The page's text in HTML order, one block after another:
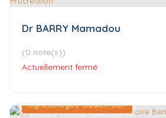
Dr BARRY Mamadou
(0 note(s))
Actuellement fermé
Gynécologue-Obstétricien